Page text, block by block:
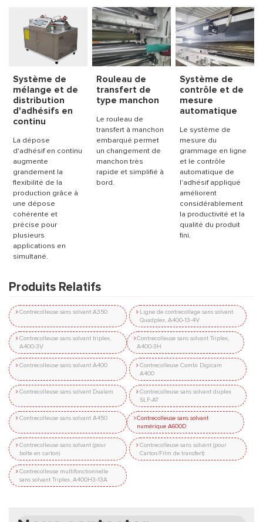
Système de
mélange et de
distribution
d'adhésifs en
continu
La dépose
d'adhésif en continu
augmente
grandement la
flexibilité de la
production grâce à
une dépose
cohérente et
précise pour
plusieurs
applications en
simultané.
Rouleau de
transfert de
type manchon
Le rouleau de
transfert à manchon
embarqué permet
un changement de
manchon très
rapide et simplifié à
bord.
Système de
contrôle et de
mesure
automatique
Le système de
mesure du
grammage en ligne
et le contrôle
automatique de
l'adhésif appliqué
améliorent
considérablement
la productivité et la
qualité du produit
fini.
Produits Relatifs
Contrecolleuse sans solvant A350
Ligne de contrecollage sans solvant
Quadplex, A400-13-4V
Contrecolleuse sans solvant triplex,
A400-3V
Contrecolleuse sans solvant Triplex,
A400-3H
Contrecolleuse sans solvant A400
Contrecolleuse Combi Digicam
A400
Contrecolleuse sans solvant Dualam
Contrecolleuse sans solvant duplex
SLF-AT
Contrecolleuse sans solvant A450
Contrecolleuse sans solvant
numérique A600D
Contrecolleuse sans solvant (pour
boîte en carton)
Contrecolleuse sans solvant (pour
Carton/Film de transfert)
Contrecolleuse multifonctionnelle
sans solvant Triplex, A400H3-13A